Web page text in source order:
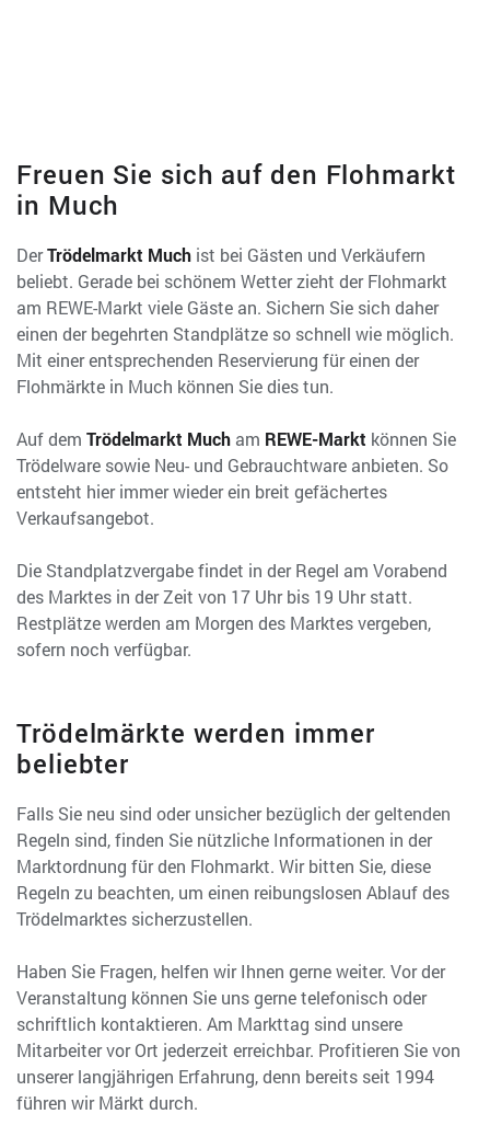
Freuen Sie sich auf den Flohmarkt
in Much
DerTrödelmarkt Much ist bei Gästen und Verkäufern
beliebt. Gerade bei schönem Wetter zieht der Flohmarkt
am REWE-Markt viele Gäste an. Sichern Sie sich daher
einen der begehrten Standplätze so schnell wie möglich.
Mit einer entsprechenden Reservierung für einen der
Flohmärkte in Much können Sie dies tun.
Auf dem Trödelmarkt Much am REWE-Markt können Sie
Trödelware sowie Neu- und Gebrauchtware anbieten. So
entsteht hier immer wieder ein breit gefächertes
Verkaufsangebot.
Die Standplatzvergabe findet in der Regel am Vorabend
des Marktes in der Zeit von 17 Uhr bis 19 Uhr statt.
Restplätze werden am Morgen des Marktes vergeben,
sofern noch verfügbar.
Trödelmärkte werden immer
beliebter
Falls Sie neu sind oder unsicher bezüglich der geltenden
Regeln sind, finden Sie nützliche Informationen in der
Marktordnung für den Flohmarkt. Wir bitten Sie, diese
Regeln zu beachten, um einen reibungslosen Ablauf des
Trödelmarktes sicherzustellen.
Haben Sie Fragen, helfen wir Ihnen gerne weiter. Vor der
Veranstaltung können Sie uns gerne telefonisch oder
schriftlich kontaktieren. Am Markttag sind unsere
Mitarbeiter vor Ort jederzeit erreichbar. Profitieren Sie von
unserer langjährigen Erfahrung, denn bereits seit 1994
führen wir Märkt durch.